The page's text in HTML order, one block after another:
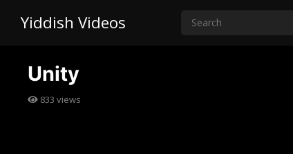
Yiddish Videos
Unity
833 views